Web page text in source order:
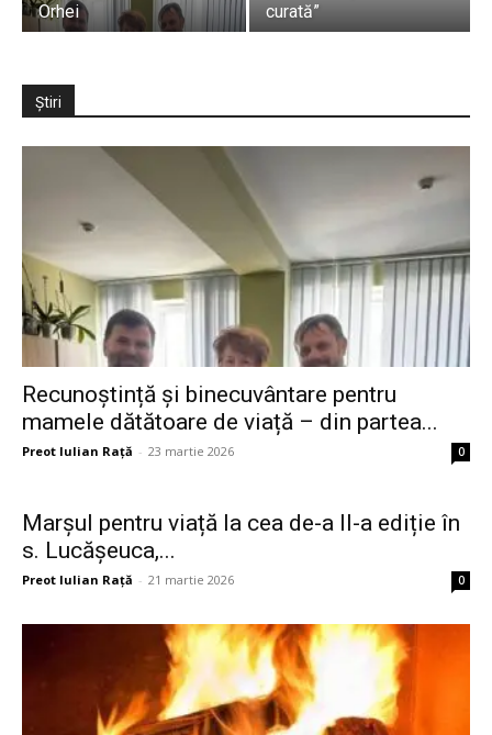
Orhei
curată”
Știri
Recunoștință și binecuvântare pentru
mamele dătătoare de viață – din partea...
Preot Iulian Raţă - 23 martie 2026 0
Marșul pentru viață la cea de-a II-a ediție în
s. Lucășeuca,...
Preot Iulian Raţă - 21 martie 2026 0